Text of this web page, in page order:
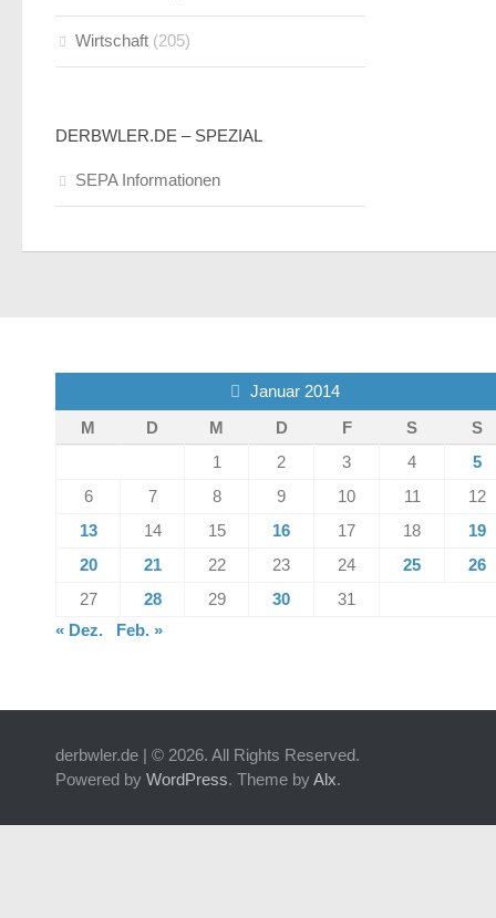
Wirtschaft (205)
DERBWLER.DE – SPEZIAL
SEPA Informationen
Januar 2014
M
D M D F S
S
1
2 3 4
5
6
7 8 9 10 11
12
13
14 15 16 17 18
19
20
21 22 23 24 25
26
27
28 29 30
31
« Dez.
Feb. »
derbwler.de | © 2026. All Rights Reserved.
Powered by WordPress. Theme byAlx.